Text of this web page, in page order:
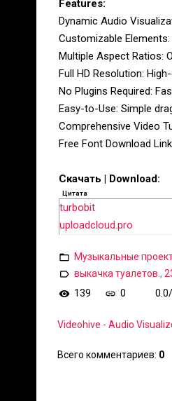
Features:
Dynamic Audio
Customizable
Multiple Aspect Ratios:
Full HD Resolution:
No Plugins Required:
Easy-to-Use: Simple
Comprehensive Video
Free Font Download
Скачать | Download:
Цитата
turbobit
uploadcloud.pro
Музыкальные
выкачка туалетов. ,
139
0 0.0/
Videohive - Audio
Всего комментариев: 0